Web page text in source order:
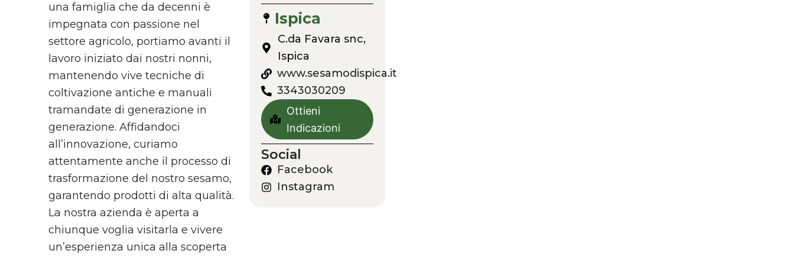
una famiglia che da decenni è
impegnata con passione nel
settore agricolo, portiamo avanti il
lavoro iniziato dai nostri nonni,
mantenendo vive tecniche di
coltivazione antiche e manuali
tramandate di generazione in
generazione. Affidandoci
all’innovazione, curiamo
attentamente anche il processo di
trasformazione del nostro sesamo,
garantendo prodotti di alta qualità.
La nostra azienda è aperta a
chiunque voglia visitarla e vivere
un’esperienza unica alla scoperta
Ispica
C.da Favara snc,
Ispica
www.sesamodispica.it
3343030209
Ottieni
Indicazioni
Social
Facebook
Instagram